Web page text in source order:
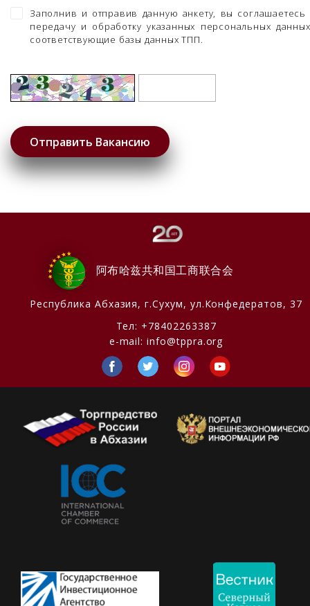
Заполнив и отправив данную анкету, вы соглашаетесь
передачу и обработку указанных персональных
соответствующие базы данных ТПП.
阿布哈兹共和国工商联合会
Республика Абхазия, г.Сухум, ул.Конфедератов, 37
Тел: +78402263387
e-mail:info@tppra.org